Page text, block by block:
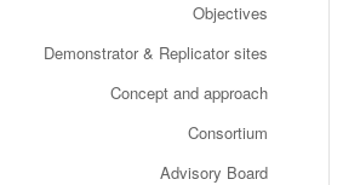
Objectives
Demonstrator & Replicator sites
Concept and approach
Consortium
Advisory Board